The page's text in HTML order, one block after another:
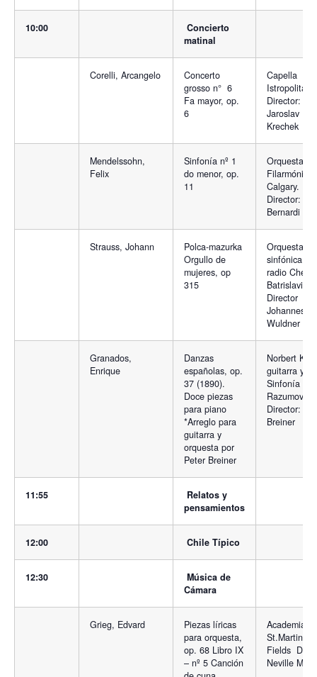
10:00
Concierto
matinal
Corelli, Arcangelo
Concerto
grosso n° 6
Fa mayor, op.
6
Capella
Director:
Jaroslav
Krechek
Mendelssohn,
Felix
Sinfonía nº 1
do menor, op.
11
Orquesta
Filarmónica
Calgary.
Director:
Bernardi
Strauss, Johann
Polca-mazurka
Orgullo de
mujeres, op
315
Orquesta
sinfónica
radio Checa,
Batrislavia.
Director
Johannes
Wuldner
Granados,
Enrique
Danzas
españolas, op.
37 (1890).
Doce piezas
para piano
*Arreglo para
guitarra y
orquesta por
Peter Breiner
Norbert
guitarra y
Sinfonía
Director:
Breiner
11:55
Relatos y
pensamientos
12:00 Chile Típico
12:30
Música de
Cámara
Grieg, Edvard
Piezas líricas
para orquesta,
op. 68 Libro IX
– nº 5 Canción
Academia
St.Martin in
Fields
Neville